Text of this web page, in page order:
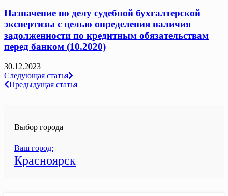
Назначение по делу судебной бухгалтерской
экспертизы с целью определения наличия
задолженности по кредитным обязательствам
перед банком (10.2020)
30.12.2023
Навигация
по
Следующая статья
Предыдущая статья
Выбор города
Ваш город:
Красноярск